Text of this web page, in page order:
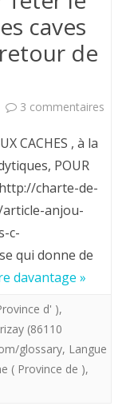
caves
de
3 commentaires
fêter
CACHES , à la
POUR
http://charte-de-
anjou-
c-
qui donne de
davantage »
d' ),
(86110
glossary, Langue
( Province de ),